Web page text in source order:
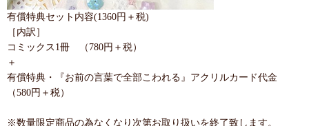
有償特典セット内容(1360円＋税)
［内訳］
コミックス1冊 （780円＋税）
＋
有償特典・『お前の言葉で全部こわれる』アクリルカード代金
（580円＋税）
※数量限定商品の為なくなり次第お取り扱いを終了致します。